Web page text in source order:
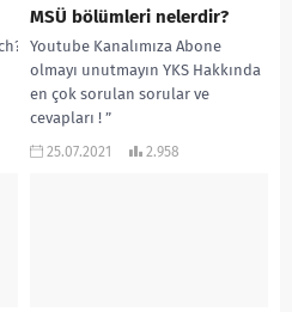
MSÜ bölümleri nelerdir?
Youtube Kanalımıza Abone
olmayı unutmayın YKS Hakkında
en çok sorulan sorular ve
cevapları ! ”
www.rehberlikservisi.net ”
25.07.2021 2.958